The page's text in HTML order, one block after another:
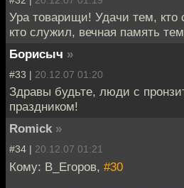
Ура товарищи! Удачи тем, кто
кто служил, вечная память
Борисыч »
#33 | 20.12.07 01:20
Здравы будьте, люди с
праздником!
Romick »
#34 | 20.12.07 01:21
Кому: В_Егоров, #30